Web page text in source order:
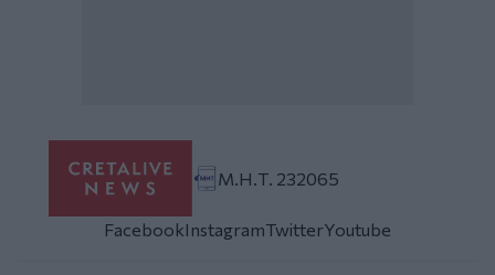
Μ.Η.Τ. 232065
FacebookInstagramTwitterYoutube